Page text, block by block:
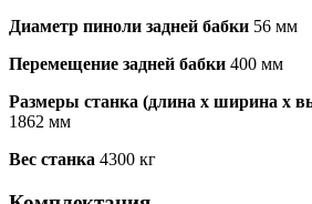
Диаметр пиноли задней бабки 56 мм
Перемещение задней бабки 400 мм
Размеры станка (длина х ширина х
1862 мм
Вес станка 4300 кг